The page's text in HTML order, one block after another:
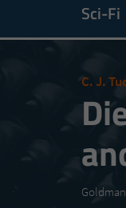
Sci-Fi
C. J.